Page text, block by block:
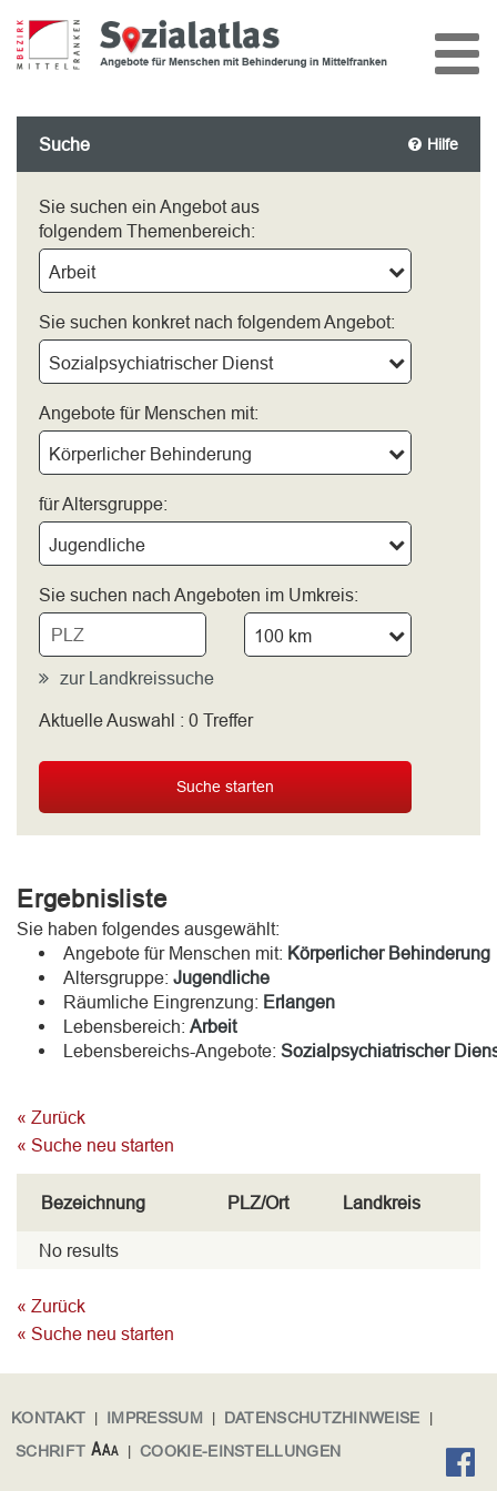
Suche Hilfe
Sie suchen ein Angebot aus
folgendem Themenbereich:
Arbeit
Sie suchen konkret nach folgendem Angebot:
Sozialpsychiatrischer Dienst
Angebote für Menschen mit:
Körperlicher Behinderung
für Altersgruppe:
Jugendliche
Sie suchen nach Angeboten im Umkreis:
100 km
zur Landkreissuche
bitte wählen
Aktuelle Auswahl : 0 Treffer
Suche starten
Ergebnisliste
Sie haben folgendes ausgewählt:
Angebote für Menschen mit: Körperlicher Behinderung
Altersgruppe: Jugendliche
Räumliche Eingrenzung: Erlangen
Lebensbereich: Arbeit
Lebensbereichs-Angebote: Sozialpsychiatrischer
« Zurück
« Suche neu starten
Bezeichnung PLZ/Ort Landkreis
No results
« Zurück
« Suche neu starten
KONTAKT | IMPRESSUM | DATENSCHUTZHINWEISE
|
SCHRIFT
| COOKIE-EINSTELLUNGEN